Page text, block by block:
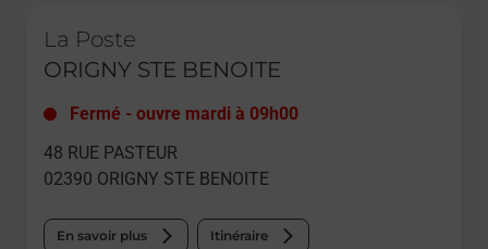
La Poste
ORIGNY STE BENOITE
Fermé - ouvre mardi à 09h00
48 RUE PASTEUR
02390 ORIGNY STE BENOITE
En savoir plus Itinéraire